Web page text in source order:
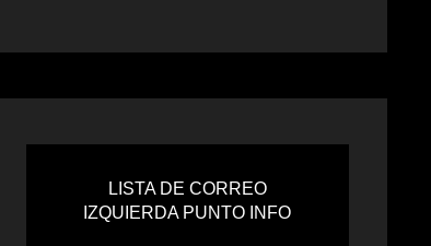
Trump parece más poderoso de lo que
USA. Perspectivas 2025.
9 abril, 2025
LISTA DE CORREO
IZQUIERDA PUNTO INFO